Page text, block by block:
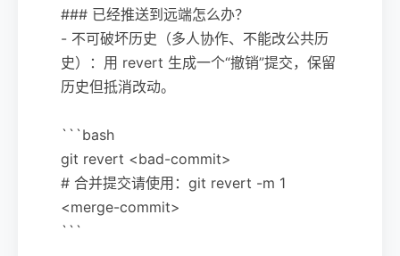
### 已经推送到远端怎么办？
- 不可破坏历史（多人协作、不能改公共历
史）：用 revert 生成一个“撤销”提交，保留
历史但抵消改动。
```bash
git revert <bad-commit>
# 合并提交请使用：git revert -m 1
<merge-commit>
```